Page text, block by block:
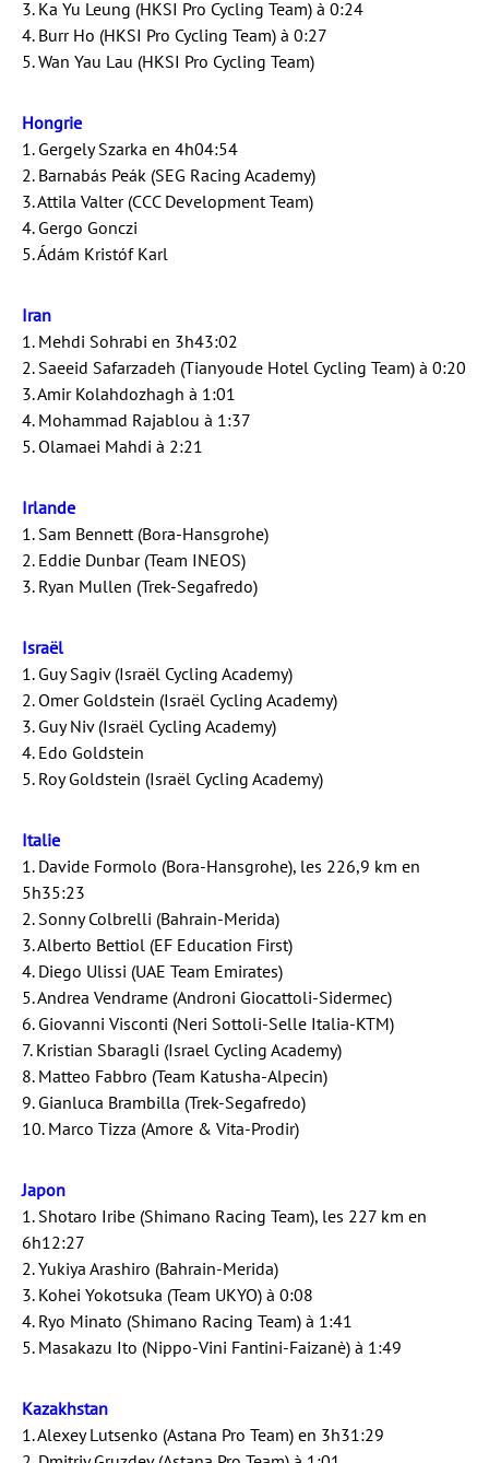
3. Ka Yu Leung (HKSI Pro Cycling Team) à 0:24
4. Burr Ho (HKSI Pro Cycling Team) à 0:27
5. Wan Yau Lau (HKSI Pro Cycling Team)
Hongrie
1. Gergely Szarka en 4h04:54
2. Barnabás Peák (SEG Racing Academy)
3. Attila Valter (CCC Development Team)
4. Gergo Gonczi
5. Ádám Kristóf Karl
Iran
1. Mehdi Sohrabi en 3h43:02
2. Saeeid Safarzadeh (Tianyoude Hotel Cycling Team) à 0:20
3. Amir Kolahdozhagh à 1:01
4. Mohammad Rajablou à 1:37
5. Olamaei Mahdi à 2:21
Irlande
1. Sam Bennett (Bora-Hansgrohe)
2. Eddie Dunbar (Team INEOS)
3. Ryan Mullen (Trek-Segafredo)
Israël
1. Guy Sagiv (Israël Cycling Academy)
2. Omer Goldstein (Israël Cycling Academy)
3. Guy Niv (Israël Cycling Academy)
4. Edo Goldstein
5. Roy Goldstein (Israël Cycling Academy)
Italie
1. Davide Formolo (Bora-Hansgrohe), les 226,9 km en
5h35:23
2. Sonny Colbrelli (Bahrain-Merida)
3. Alberto Bettiol (EF Education First)
4. Diego Ulissi (UAE Team Emirates)
5. Andrea Vendrame (Androni Giocattoli-Sidermec)
6. Giovanni Visconti (Neri Sottoli-Selle Italia-KTM)
7. Kristian Sbaragli (Israel Cycling Academy)
8. Matteo Fabbro (Team Katusha-Alpecin)
9. Gianluca Brambilla (Trek-Segafredo)
10. Marco Tizza (Amore & Vita-Prodir)
Japon
1. Shotaro Iribe (Shimano Racing Team), les 227 km en
6h12:27
2. Yukiya Arashiro (Bahrain-Merida)
3. Kohei Yokotsuka (Team UKYO) à 0:08
4. Ryo Minato (Shimano Racing Team) à 1:41
5. Masakazu Ito (Nippo-Vini Fantini-Faizanè) à 1:49
Kazakhstan
1. Alexey Lutsenko (Astana Pro Team) en 3h31:29